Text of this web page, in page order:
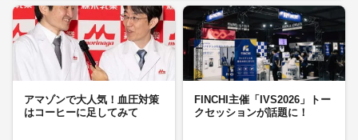
アマゾンで大人気！血圧対策
はコーヒーに足してみて
FINCHI主催「IVS2026」トー
クセッションが話題に！